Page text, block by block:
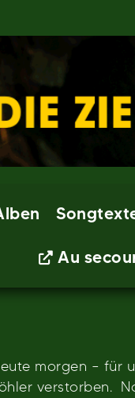
Au
morgen – für
verstorben.